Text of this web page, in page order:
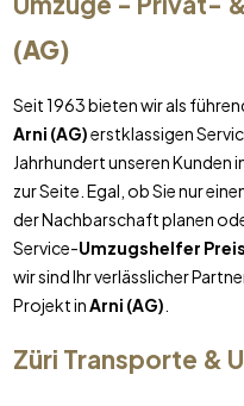
(AG)
Seit 1963 bieten wir als
Arni (AG)erstklassigen
Jahrhundert unseren Kunden
zur Seite. Egal, ob Sie nur
der Nachbarschaft planen
Service-Umzugshelfer
wir sind Ihr verlässlicher
Projekt inArni (AG)
Züri Transporte &